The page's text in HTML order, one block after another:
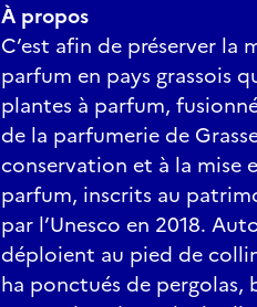
À propos
C’est afin de préserver la
parfum en pays grassois
plantes à parfum,
de la parfumerie de
conservation et à la mise
parfum, inscrits au
par l’Unesco en 2018.
déploient au pied de
ha ponctués de pergolas,